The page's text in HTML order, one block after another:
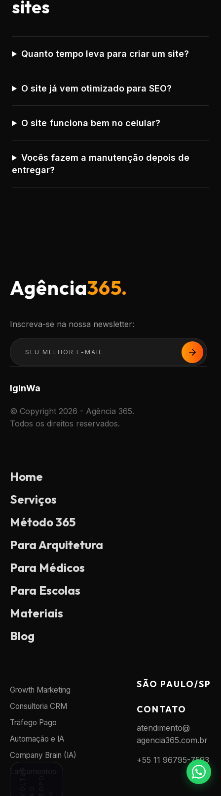
sites
Quanto tempo leva para criar um site?
O site já vem otimizado para SEO?
O site funciona bem no celular?
Vocês fazem a manutenção depois de
entregar?
Agência365.
Inscreva-se na nossa newsletter:
IgInWa
© Copyright 2026 - Agência 365.
Todos os direitos reservados.
Home
Serviços
Método 365
Para Arquitetura
Para Médicos
Para Escolas
Materiais
Blog
Growth Marketing
Consultoria CRM
Tráfego Pago
Automação e IA
Company Brain (IA)
Lançamentos
SÃO PAULO/SP
CONTATO
atendimento@
agencia365.com.br
+55 11 96795-7593